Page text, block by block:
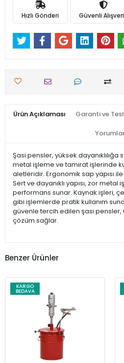
Hızlı Gönderi Güvenli
Ürün Açıklaması Garanti ve
Şasi pensler, yüksek
metal işleme ve tamirat işlerinde
aletleridir. Ergonomik sap yapısı
Sert ve dayanıklı yapısı, zor
performans sunar. Kaynak işleri,
gibi işlemlerde pratik kullanım
güvenle tercih edilen şasi pensler,
çözüm sağlar.
Benzer Ürünler
KARGO
BEDAVA